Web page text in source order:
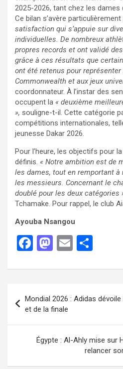
2025-2026, tant chez les
Ce bilan s’avère
satisfaction qui s’appuie sur
individuelles. De nombreux
propres records et ont validé
grâce à ces résultats que
ont été retenus pour
Commonwealth et aux jeux
coordonnateur. À l’instar des
occupent la « deuxième
», souligne-t-il. Cette catégorie
compétitions internationales,
jeunesse Dakar 2026.
Pour l’heure, les objectifs pour
définis. « Notre ambition est de
les dames, tout en remportant à
les messieurs. Concernant le
doublé pour les deux catégories
Tchamake. Pour rappel, le club
Ayouba Nsangou
F
ce
o
o
k
M
st
o
d
o
n
E
ail ta
g
er
Mondial 2026 : Adidas
et de la finale
Égypte : Al-Ahly mise sur
relancer